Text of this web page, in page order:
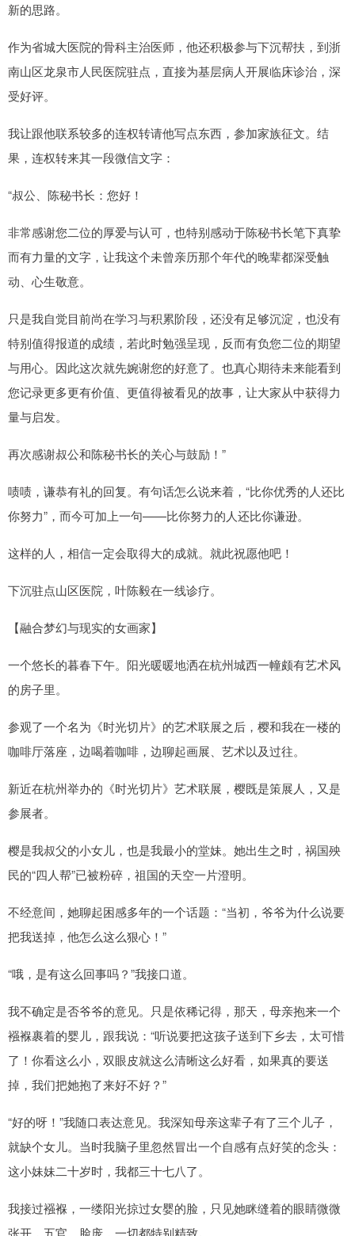
新的思路。
作为省城大医院的骨科主治医师，他还积极参与下沉帮扶，到浙
南山区龙泉市人民医院驻点，直接为基层病人开展临床诊治，深
受好评。
我让跟他联系较多的连权转请他写点东西，参加家族征文。结
果，连权转来其一段微信文字：
“叔公、陈秘书长：您好！
非常感谢您二位的厚爱与认可，也特别感动于陈秘书长笔下真挚
而有力量的文字，让我这个未曾亲历那个年代的晚辈都深受触
动、心生敬意。
只是我自觉目前尚在学习与积累阶段，还没有足够沉淀，也没有
特别值得报道的成绩，若此时勉强呈现，反而有负您二位的期望
与用心。因此这次就先婉谢您的好意了。也真心期待未来能看到
您记录更多更有价值、更值得被看见的故事，让大家从中获得力
量与启发。
再次感谢叔公和陈秘书长的关心与鼓励！”
啧啧，谦恭有礼的回复。有句话怎么说来着，“比你优秀的人还比
你努力”，而今可加上一句——比你努力的人还比你谦逊。
这样的人，相信一定会取得大的成就。就此祝愿他吧！
下沉驻点山区医院，叶陈毅在一线诊疗。
【融合梦幻与现实的女画家】
一个悠长的暮春下午。阳光暖暖地洒在杭州城西一幢颇有艺术风
的房子里。
参观了一个名为《时光切片》的艺术联展之后，樱和我在一楼的
咖啡厅落座，边喝着咖啡，边聊起画展、艺术以及过往。
新近在杭州举办的《时光切片》艺术联展，樱既是策展人，又是
参展者。
樱是我叔父的小女儿，也是我最小的堂妹。她出生之时，祸国殃
民的“四人帮”已被粉碎，祖国的天空一片澄明。
不经意间，她聊起困感多年的一个话题：“当初，爷爷为什么说要
把我送掉，他怎么这么狠心！”
“哦，是有这么回事吗？”我接口道。
我不确定是否爷爷的意见。只是依稀记得，那天，母亲抱来一个
襁褓裹着的婴儿，跟我说：“听说要把这孩子送到下乡去，太可惜
了！你看这么小，双眼皮就这么清晰这么好看，如果真的要送
掉，我们把她抱了来好不好？”
“好的呀！”我随口表达意见。我深知母亲这辈子有了三个儿子，
就缺个女儿。当时我脑子里忽然冒出一个自感有点好笑的念头：
这小妹妹二十岁时，我都三十七八了。
我接过襁褓，一缕阳光掠过女婴的脸，只见她眯缝着的眼睛微微